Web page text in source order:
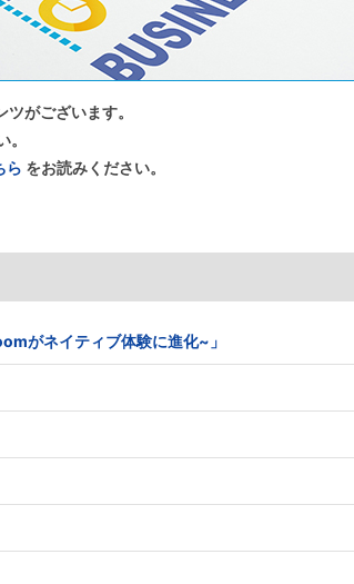
がございます。
ら をお読みください。
がネイティブ体験に進化~」